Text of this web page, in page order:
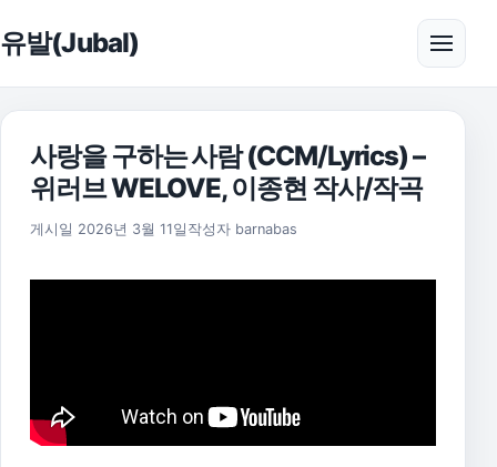
유발(Jubal) 메뉴
사랑을 구하는 사람 (CCM/Lyrics) –
위러브 WELOVE, 이종현 작사/작곡
게시일 2026년 3월 11일 작성자 barnabas